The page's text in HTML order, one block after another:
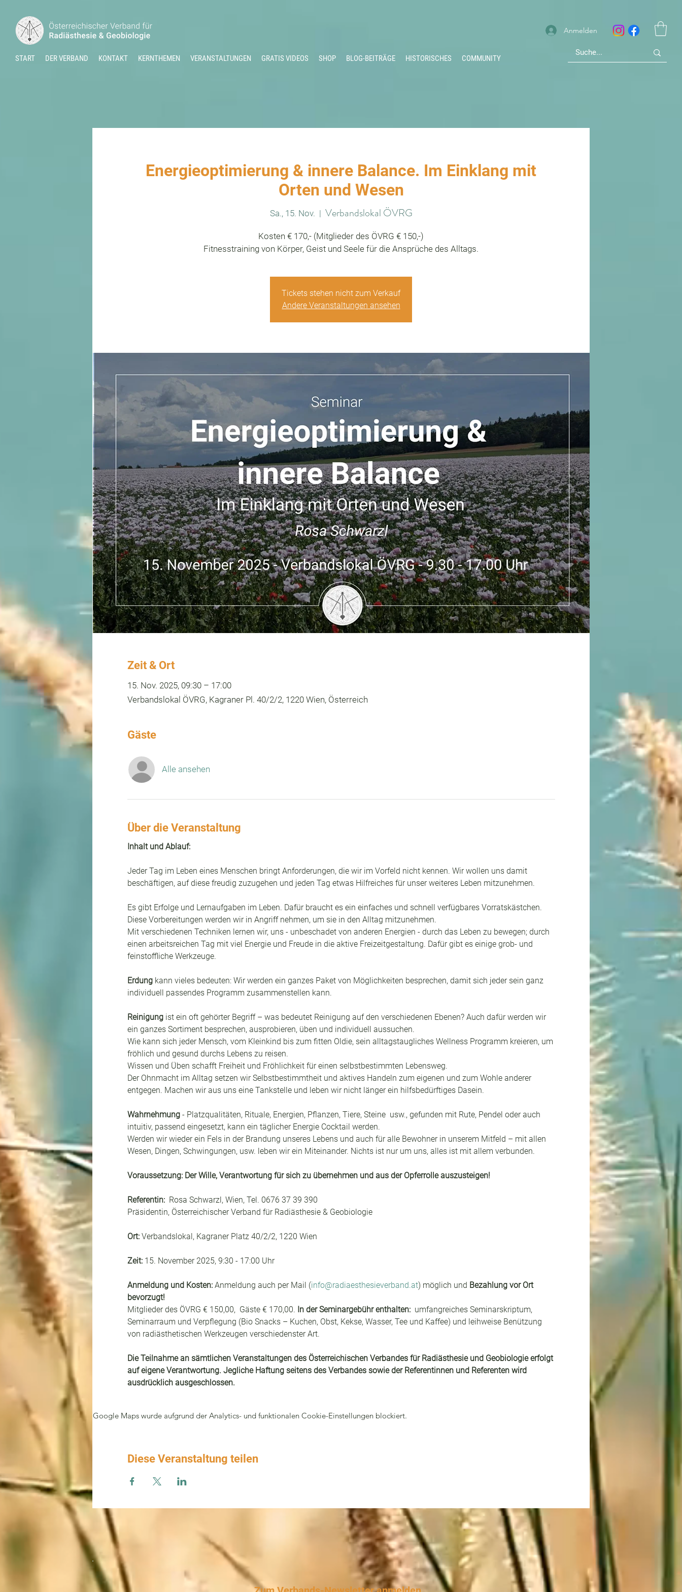
START DER VERBAND KONTAKT KERNTHEMEN VERANSTALTUNGEN GRATIS VIDEOS SHOP BLOG-BEITRÄGE HISTORISCHES COMMUNITY
Anmelden
Energieoptimierung & innere Balance. Im Einklang mit
Orten und Wesen
Sa., 15. Nov.
  |
Verbandslokal ÖVRG
Kosten € 170,- (Mitglieder des ÖVRG € 150,-)
Fitnesstraining von Körper, Geist und Seele für die Ansprüche des Alltags.
Tickets stehen nicht zum Verkauf
Andere Veranstaltungen ansehen
Zeit & Ort
15. Nov. 2025, 09:30 – 17:00
Verbandslokal ÖVRG, Kagraner Pl. 40/2/2, 1220 Wien, Österreich
Gäste
Alle ansehen
Über die Veranstaltung
Inhalt und Ablauf:
Jeder Tag im Leben eines Menschen bringt Anforderungen, die wir im Vorfeld nicht kennen. Wir wollen uns damit
beschäftigen, auf diese freudig zuzugehen und jeden Tag etwas Hilfreiches für unser weiteres Leben mitzunehmen.
Es gibt Erfolge und Lernaufgaben im Leben. Dafür braucht es ein einfaches und schnell verfügbares Vorratskästchen.
Diese Vorbereitungen werden wir in Angriff nehmen, um sie in den Alltag mitzunehmen.
Mit verschiedenen Techniken lernen wir, uns - unbeschadet von anderen Energien - durch das Leben zu bewegen; durch
einen arbeitsreichen Tag mit viel Energie und Freude in die aktive Freizeitgestaltung. Dafür gibt es einige grob- und
feinstoffliche Werkzeuge.
Erdung kann vieles bedeuten: Wir werden ein ganzes Paket von Möglichkeiten besprechen, damit sich jeder sein ganz
individuell passendes Programm zusammenstellen kann.
Reinigung ist ein oft gehörter Begriff – was bedeutet Reinigung auf den verschiedenen Ebenen? Auch dafür werden wir
ein ganzes Sortiment besprechen, ausprobieren, üben und individuell aussuchen.
Wie kann sich jeder Mensch, vom Kleinkind bis zum fitten Oldie, sein alltagstaugliches Wellness Programm kreieren, um
fröhlich und gesund durchs Lebens zu reisen.
Wissen und Üben schafft Freiheit und Fröhlichkeit für einen selbstbestimmten Lebensweg.
Der Ohnmacht im Alltag setzen wir Selbstbestimmtheit und aktives Handeln zum eigenen und zum Wohle anderer
entgegen. Machen wir aus uns eine Tankstelle und leben wir nicht länger ein hilfsbedürftiges Dasein.
Wahrnehmung - Platzqualitäten, Rituale, Energien, Pflanzen, Tiere, Steine  usw., gefunden mit Rute, Pendel oder auch
intuitiv, passend eingesetzt, kann ein täglicher Energie Cocktail werden.
Werden wir wieder ein Fels in der Brandung unseres Lebens und auch für alle Bewohner in unserem Mitfeld – mit allen
Wesen, Dingen, Schwingungen, usw. leben wir ein Miteinander. Nichts ist nur um uns, alles ist mit allem verbunden.
Voraussetzung: Der Wille, Verantwortung für sich zu übernehmen und aus der Opferrolle auszusteigen!
Referentin: Rosa Schwarzl, Wien, Tel. 0676 37 39 390
Präsidentin, Österreichischer Verband für Radiästhesie & Geobiologie
Ort: Verbandslokal, Kagraner Platz 40/2/2, 1220 Wien
Zeit: 15. November 2025, 9:30 - 17:00 Uhr
Anmeldung und Kosten: Anmeldung auch per Mail (info@radiaesthesieverband.at) möglich und Bezahlung vor Ort
bevorzugt!
Mitglieder des ÖVRG € 150,00,  Gäste € 170,00. In der Seminargebühr enthalten: umfangreiches Seminarskriptum,
Seminarraum und Verpflegung (Bio Snacks – Kuchen, Obst, Kekse, Wasser, Tee und Kaffee) und leihweise Benützung
von radiästhetischen Werkzeugen verschiedenster Art.
Die Teilnahme an sämtlichen Veranstaltungen des Österreichischen Verbandes für Radiästhesie und Geobiologie erfolgt
auf eigene Verantwortung. Jegliche Haftung seitens des Verbandes sowie der Referentinnen und Referenten wird
ausdrücklich ausgeschlossen.
Google Maps wurde aufgrund der Analytics- und funktionalen Cookie-Einstellungen blockiert.
Diese Veranstaltung teilen